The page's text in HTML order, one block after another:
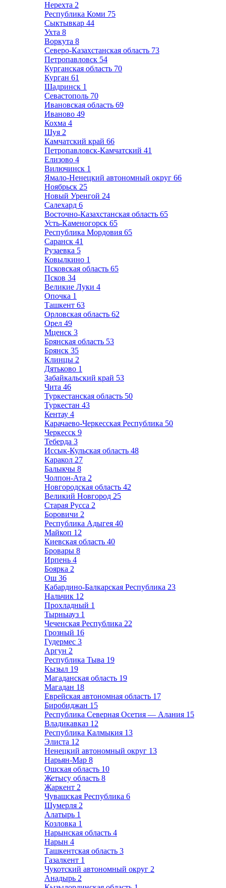
Нерехта 2
Республика Коми 75
Сыктывкар 44
Ухта 8
Воркута 8
Северо-Казахстанская область 73
Петропавловск 54
Курганская область 70
Курган 61
Шадринск 1
Севастополь 70
Ивановская область 69
Иваново 49
Кохма 4
Шуя 2
Камчатский край 66
Петропавловск-Камчатский 41
Елизово 4
Вилючинск 1
Ямало-Ненецкий автономный округ 66
Ноябрьск 25
Новый Уренгой 24
Салехард 6
Восточно-Казахстанская область 65
Усть-Каменогорск 65
Республика Мордовия 65
Саранск 41
Рузаевка 5
Ковылкино 1
Псковская область 65
Псков 34
Великие Луки 4
Опочка 1
Ташкент 63
Орловская область 62
Орел 49
Мценск 3
Брянская область 53
Брянск 35
Клинцы 2
Дятьково 1
Забайкальский край 53
Чита 46
Туркестанская область 50
Туркестан 43
Кентау 4
Карачаево-Черкесская Республика 50
Черкесск 9
Теберда 3
Иссык-Кульская область 48
Каракол 27
Балыкчы 8
Чолпон-Ата 2
Новгородская область 42
Великий Новгород 25
Старая Русса 2
Боровичи 2
Республика Адыгея 40
Майкоп 12
Киевская область 40
Бровары 8
Ирпень 4
Боярка 2
Ош 36
Кабардино-Балкарская Республика 23
Нальчик 12
Прохладный 1
Тырныауз 1
Чеченская Республика 22
Грозный 16
Гудермес 3
Аргун 2
Республика Тыва 19
Кызыл 19
Магаданская область 19
Магадан 18
Еврейская автономная область 17
Биробиджан 15
Республика Северная Осетия — Алания 15
Владикавказ 12
Республика Калмыкия 13
Элиста 12
Ненецкий автономный округ 13
Нарьян-Мар 8
Ошская область 10
Жетысу область 8
Жаркент 2
Чувашская Республика 6
Шумерля 2
Алатырь 1
Козловка 1
Нарынская область 4
Нарын 4
Ташкентская область 3
Газалкент 1
Чукотский автономный округ 2
Анадырь 2